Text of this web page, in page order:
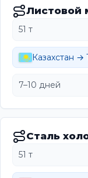
Листовой
51 т
Казахстан →
7–10 дней
Сталь
51 т